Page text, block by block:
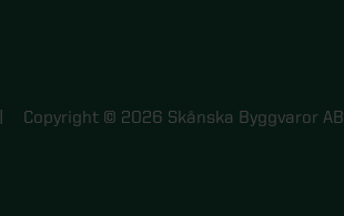
Copyright © 2026 Skånska Byggvaror AB